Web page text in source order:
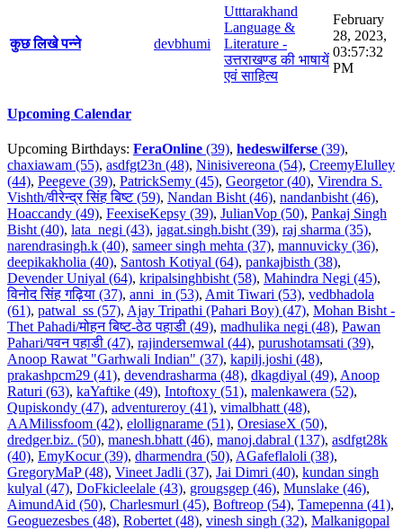
कुछ लिखे पन्ने devbhumi
Utttarakhand
Language &
Literature -
उत्तराखण्ड की भाषायें
एवं साहित्य
February
28, 2023,
03:57:32
PM
Upcoming Calendar
Upcoming Birthdays: FeraOnline (39), hedeswilferse (39),
chaxiawam (55), asdfgt23n (48), Ninisivereona (54), CreemyElulley
(44), Peegeve (39), PatrickSemy (45), Georgetor (40), Virendra S.
Vishth/वीरेन्द्र सिंह बिष्ट (59), Nandan Bisht (46), nandanbisht (46),
Hoaccandy (49), FeexiseKepsy (39), JulianVop (50), Pankaj Singh
Bisht (40), lata_negi (43), jagat.singh.bisht (39), raj sharma (35),
narendrasingh.k (40), sameer singh mehta (37), mannuvicky (36),
deepikakholia (40), Santosh Kotiyal (64), pankajbisth (38),
Devender Uniyal (64), kripalsinghbisht (58), Mahindra Negi (45),
विनोद सिंह गढ़िया (37), anni_in (53), Amit Tiwari (53), vedbhadola
(61), patwal_ss (57), Ajay Tripathi (Pahari Boy) (47), Mohan Bisht -
Thet Pahadi/मोहन बिष्ट-ठेठ पहाडी (49), madhulika negi (48), Pawan
Pahari/पवन पहाडी (47), rajindersemwal (44), purushotamsati (39),
Anoop Rawat "Garhwali Indian" (37), kapilj.joshi (48),
prakashpcm29 (41), devendrasharma (48), dkagdiyal (49), Anoop
Raturi (63), kaYaftike (49), Intoftoxy (51), malenkawera (52),
Qupiskondy (47), adventureroy (41), vimalbhatt (48),
AAMilissfoom (42), elollignarame (51), OresiaseX (50),
dredger.biz. (50), manesh.bhatt (46), manoj.dabral (137), asdfgt28k
(40), EmyKocur (39), dharmendra (50), AGafeflaloli (38),
GregoryMaP (48), Vineet Jadli (37), Jai Dimri (40), kundan singh
kulyal (47), DoFkicleelale (43), grougsgep (46), Munslake (46),
AimundAid (50), Charlesmurl (45), Boftreop (54), Tamepenna (41),
Geoguezesbes (48), Robertet (48), vinesh singh (32), Malkanigopal